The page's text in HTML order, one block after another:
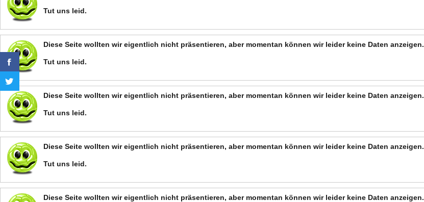
Tut uns leid.
Diese Seite wollten wir eigentlich nicht präsentieren, aber momentan können wir leider keine Daten anzeigen.
Tut uns leid.
Diese Seite wollten wir eigentlich nicht präsentieren, aber momentan können wir leider keine Daten anzeigen.
Tut uns leid.
Diese Seite wollten wir eigentlich nicht präsentieren, aber momentan können wir leider keine Daten anzeigen.
Tut uns leid.
Diese Seite wollten wir eigentlich nicht präsentieren, aber momentan können wir leider keine Daten anzeigen.